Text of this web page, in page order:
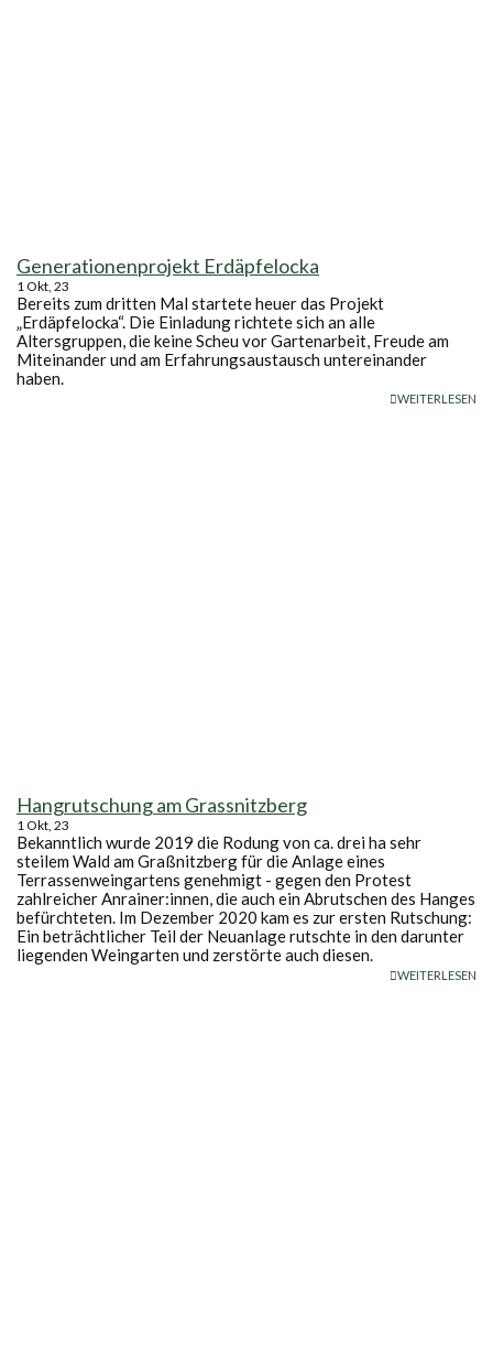
Generationenprojekt Erdäpfelocka
1 Okt, 23
Bereits zum dritten Mal startete heuer das Projekt
„Erdäpfelocka“. Die Einladung richtete sich an alle
Altersgruppen, die keine Scheu vor Gartenarbeit, Freude am
Miteinander und am Erfahrungsaustausch untereinander
haben.
WEITERLESEN
Hangrutschung am Grassnitzberg
1Okt, 23
Bekanntlich wurde 2019 die Rodung von ca. drei ha sehr
steilem Wald am Graßnitzberg für die Anlage eines
Terrassenweingartens genehmigt - gegen den Protest
zahlreicher Anrainer:innen, die auch ein Abrutschen des Hanges
befürchteten. Im Dezember 2020 kam es zur ersten Rutschung:
Ein beträchtlicher Teil der Neuanlage rutschte in den darunter
liegenden Weingarten und zerstörte auch diesen.
WEITERLESEN